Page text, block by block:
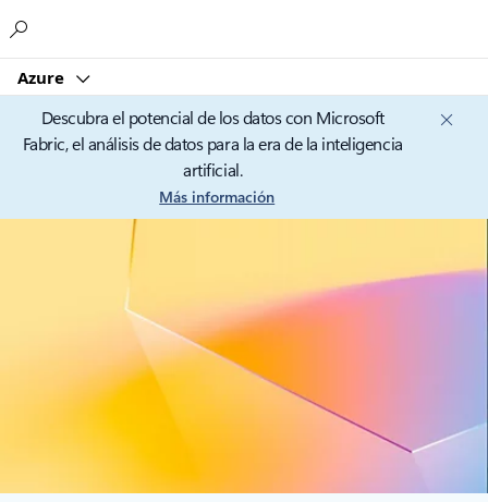
Azure
Descubra el potencial de los datos con Microsoft
Fabric, el análisis de datos para la era de la inteligencia
artificial.
Más información